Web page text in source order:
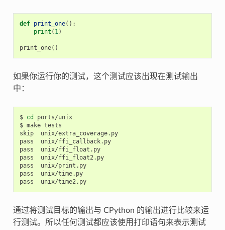
def print_one():
print ( 1)
print_one()
如果你运行你的测试，这个测试应该出现在测试输出
中：
$ cd
ports/unix
$ make tests
skip  unix/extra_coverage.py
pass  unix/ffi_callback.py
pass  unix/ffi_float.py
pass  unix/ffi_float2.py
pass  unix/print.py
pass  unix/time.py
pass  unix/time2.py
通过将测试目标的输出与 CPython 的输出进行比较来运
行测试。所以任何测试都应该使用打印语句来表示测试